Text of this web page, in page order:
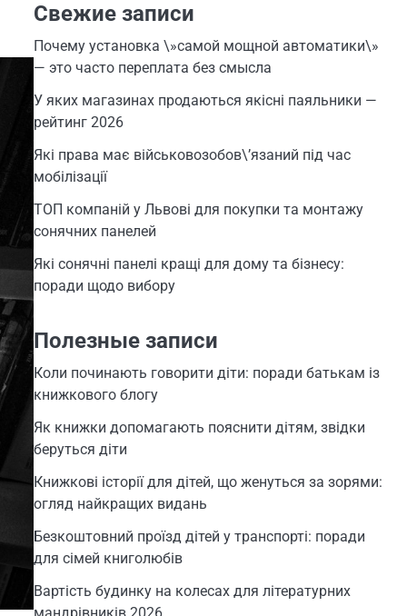
Свежие записи
Почему установка \»самой мощной автоматики\»
— это часто переплата без смысла
У яких магазинах продаються якісні паяльники —
рейтинг 2026
Які права має військовозобов\’язаний під час
мобілізації
ТОП компаній у Львові для покупки та монтажу
сонячних панелей
Які сонячні панелі кращі для дому та бізнесу:
поради щодо вибору
Полезные записи
Коли починають говорити діти: поради батькам із
книжкового блогу
Як книжки допомагають пояснити дітям, звідки
беруться діти
Книжкові історії для дітей, що женуться за зорями:
огляд найкращих видань
Безкоштовний проїзд дітей у транспорті: поради
для сімей книголюбів
Вартість будинку на колесах для літературних